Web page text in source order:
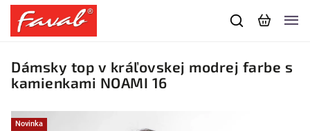
Dámsky top v kráľovskej modrej farbe s
kamienkami NOAMI 16
Novinka